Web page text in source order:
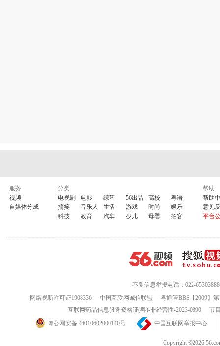
服务
视频
自媒体分成
分类
电视剧
电影 综艺 56出品 高校
粤语
搞笑
音乐人 生活 游戏 时尚
娱乐
科技
教育 汽车 少儿 母婴 拍客
帮助
帮助
意见
平台
不良信息举报电话：022-65303888
网络视听许可证1908336
中国互联网诚信联盟
粤通管BBS【2009】
互联网药品信息服务资格证(粤)-非经营性-2023-0390
节
粤公网安备 44010602000140号
中国互联网举报中心
Copyright ©2026